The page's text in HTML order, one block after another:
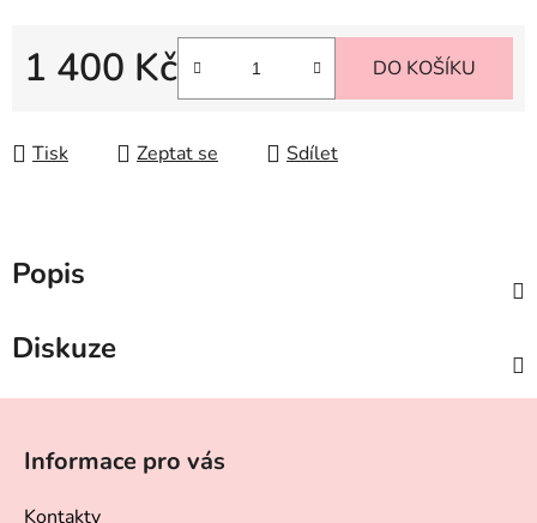
1 400 Kč DO KOŠÍKU
Tisk Zeptat se Sdílet
Popis
Diskuze
Informace pro vás
Kontakty